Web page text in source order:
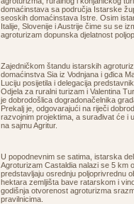
domaćinstava sa područja Istarske
seoskih domaćinstava Istre. Osim
Italije, Slovenije i Austrije čime su se
agroturizam dopunska djelatnost
Zajedničkom štandu istarskih
domaćinstva Sia iz Vodnjana i gđica
Luciju posijetila i delegacija
Odjela za ruralni turizam i Valentina
je dobrodošlica dogradonačelnika
Prekalj je, odgovarajući na riječi
razvojnim projektima, a surađivat će i
na sajmu Agritur.
U popodnevnim se satima, istarska
Agroturizam Castaldia nalazi se 5 km
predstavljaju osrednju poljoprivrednu
hektara zemljišta bave ratarskom i
godišnja otvorenost agroturizma
pravilnicima.